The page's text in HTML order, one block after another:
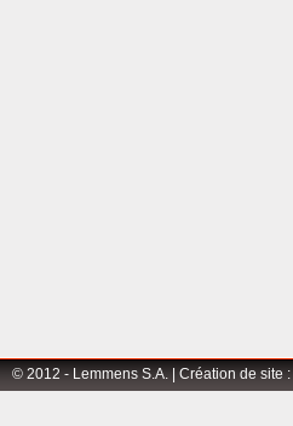
© 2012 - Lemmens S.A. | Création de site :